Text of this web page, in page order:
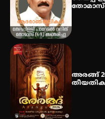
തോമാസ്
അരങ്ങ്